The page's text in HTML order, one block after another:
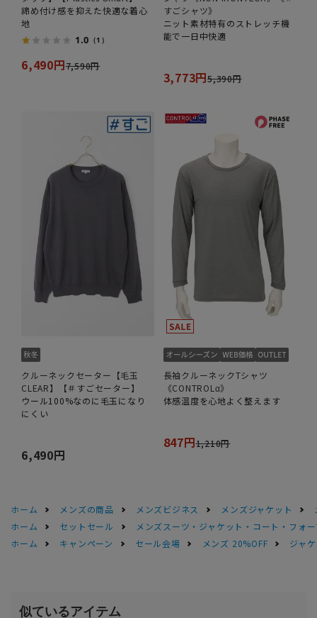
締め付け感を抑えた快適な着心
地
1.0 （1）
6,490円7,590円
すごシャツ》
ニット素材特有のストレッチ機
能で一日中快適
3,773円5,390円
クルーネックセーター【毛玉
CLEAR】【＃すごセーター】
ウール100%なのに毛玉になり
にくい
6,490円
長袖クルーネックTシャツ
《CONTROLα》
体感温度を心地よく整えます
847円1,210円
ホーム メンズの商品 メンズビジネス メンズジャケット
ホーム
セットセール
メンズスーツ・ジャケット・コート・フォ
ホーム
キャンペーン セール会場 メンズ 20%OFF ジャ